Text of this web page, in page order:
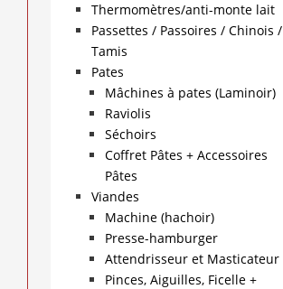
Thermomètres/anti-monte lait
Passettes / Passoires / Chinois /
Tamis
Pates
Mâchines à pates (Laminoir)
Raviolis
Séchoirs
Coffret Pâtes + Accessoires
Pâtes
Viandes
Machine (hachoir)
Presse-hamburger
Attendrisseur et Masticateur
Pinces, Aiguilles, Ficelle +